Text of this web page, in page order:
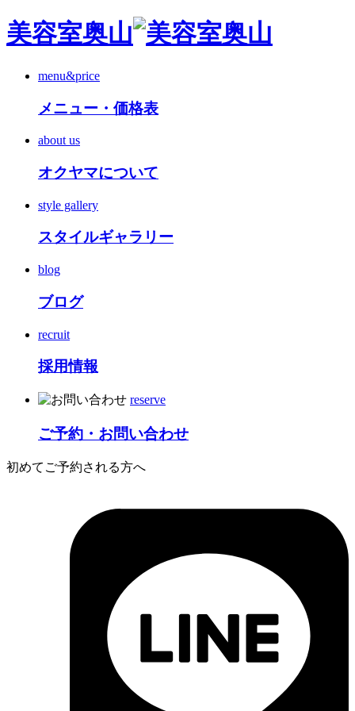
美容室奥山
menu&price
メニュー・価格表
about us
オクヤマについて
style gallery
スタイルギャラリー
blog
ブログ
recruit
採用情報
reserve
ご予約・お問い合わせ
初めてご予約される方へ